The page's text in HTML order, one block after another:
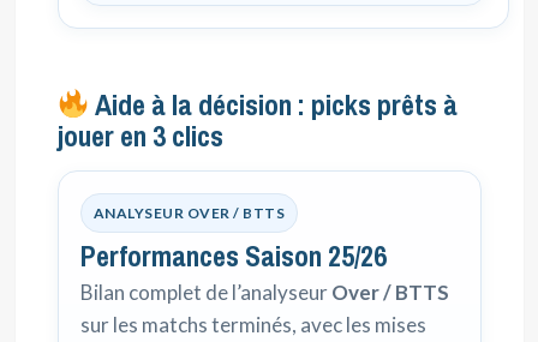
Aide à la décision : picks prêts à
jouer en 3 clics
ANALYSEUR OVER / BTTS
Performances Saison 25/26
Bilan complet de l’analyseurOver / BTTS
sur les matchs terminés, avec les mises